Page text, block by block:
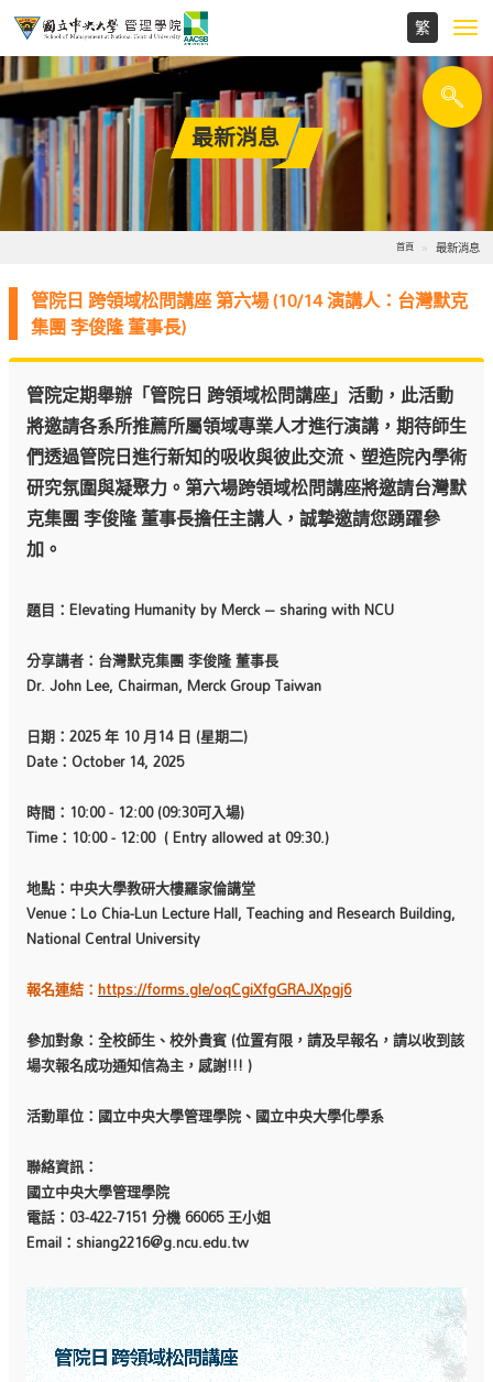
最新消息
首頁 最新消息
管院日 跨領域松問講座 第六場 (10/14 演講人：台灣默克
集團 李俊隆 董事長)
管院定期舉辦「管院日 跨領域松問講座」活動，此活動
將邀請各系所推薦所屬領域專業人才進行演講，期待師生
們透過管院日進行新知的吸收與彼此交流、塑造院內學術
研究氛圍與凝聚力。第六場跨領域松問講座將邀請台灣默
克集團 李俊隆 董事長擔任主講人，誠摯邀請您踴躍參
加。
題目：Elevating Humanity by Merck – sharing with NCU
分享講者：台灣默克集團 李俊隆 董事長
Dr. John Lee, Chairman, Merck Group Taiwan
日期：2025 年 10 月14 日 (星期二)
Date：October 14, 2025
時間：10:00 - 12:00 (09:30可入場)
Time：10:00 - 12:00 ( Entry allowed at 09:30.)
地點：中央大學教研大樓羅家倫講堂
Venue：Lo Chia-Lun Lecture Hall, Teaching and Research Building,
National Central University
報名連結：https://forms.gle/oqCgiXfgGRAJXpgj6
參加對象：全校師生、校外貴賓 (位置有限，請及早報名，請以收到該
場次報名成功通知信為主，感謝!!! )
活動單位：國立中央大學管理學院、國立中央大學化學系
聯絡資訊：
國立中央大學管理學院
電話：03-422-7151 分機 66065 王小姐
Email：shiang2216@g.ncu.edu.tw